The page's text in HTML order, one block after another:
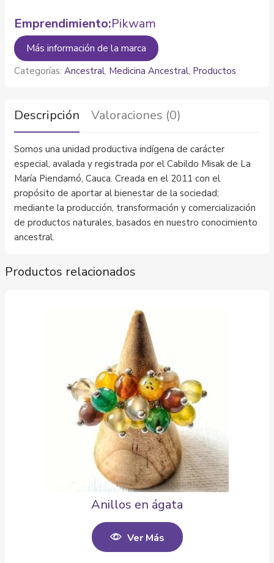
Emprendimiento:Pikwam
Más información de la marca
Categorías: Ancestral, Medicina Ancestral, Productos
Descripción Valoraciones (0)
Somos una unidad productiva indígena de carácter
especial, avalada y registrada por el Cabildo Misak de La
María Piendamó, Cauca. Creada en el 2011 con el
propósito de aportar al bienestar de la sociedad;
mediante la producción, transformación y comercialización
de productos naturales, basados en nuestro conocimiento
ancestral.
Productos relacionados
Anillos en ágata
Ver Más